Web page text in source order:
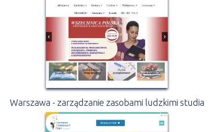
Warszawa - zarządzanie zasobami ludzkimi studia